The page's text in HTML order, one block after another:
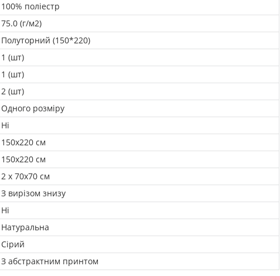
100% поліестр
75.0 (г/м2)
Полуторний (150*220)
1 (шт)
1 (шт)
2 (шт)
Одного розміру
Ні
150х220 см
150х220 см
2 х 70х70 см
З вирізом знизу
Ні
Натуральна
Сірий
З абстрактним принтом